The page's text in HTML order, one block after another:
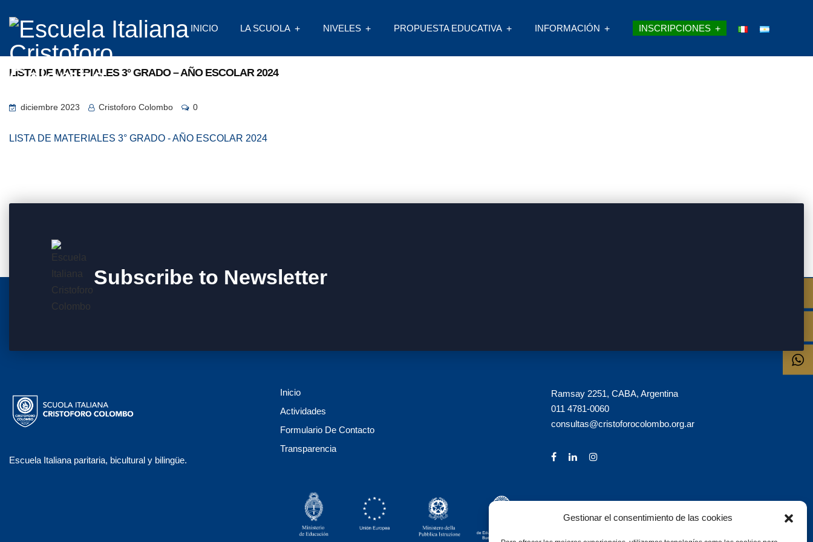
Gestionar el consentimiento de las cookies
INICIO LA SCUOLA NIVELES PROPUESTA EDUCATIVA INFORMACIÓN INSCRIPCIONES
LISTA DE MATERIALES 3° GRADO – AÑO ESCOLAR 2024
diciembre 2023 Cristoforo Colombo 0
LISTA DE MATERIALES 3° GRADO - AÑO ESCOLAR 2024
Subscribe to Newsletter
Escuela Italiana paritaria, bicultural y bilingüe.
Inicio
Actividades
Formulario De Contacto
Transparencia
Ramsay 2251, CABA, Argentina
011 4781-0060
consultas@cristoforocolombo.org.ar